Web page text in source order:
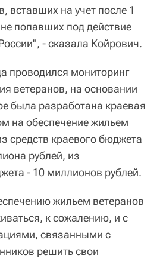
вставших на учет после 1
попавших под действие
- сказала Койрович.
проводился мониторинг
ветеранов, на основании
была разработана краевая
на обеспечение жильем
средств краевого бюджета
рублей, из
- 10 миллионов рублей.
жильем ветеранов
к сожалению, и с
связанными с
решить свои